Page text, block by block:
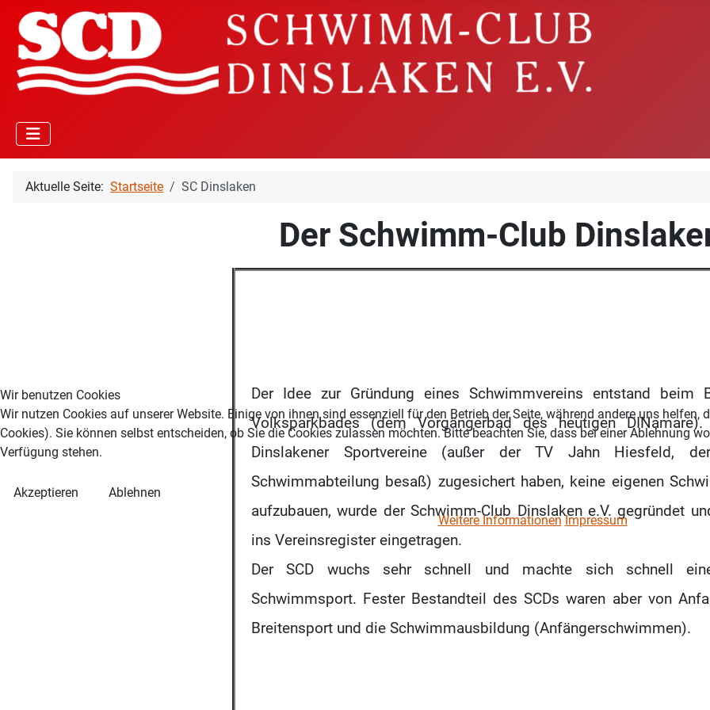
Aktuelle Seite: Startseite SC Dinslaken
Der Schwimm-Club
Der Idee zur Gründung eines Schwimmvereins entstand beim
Volksparkbades (dem Vorgängerbad des heutigen
Dinslakener Sportvereine (außer der TV Jahn Hiesfeld,
Schwimmabteilung besaß) zugesichert haben, keine eigenen
aufzubauen, wurde der Schwimm-Club Dinslaken e.V. gegründet
ins Vereinsregister eingetragen.
Der SCD wuchs sehr schnell und machte sich schnell
Schwimmsport. Fester Bestandteil des SCDs waren aber von
Breitensport und die Schwimmausbildung (Anfängerschwimmen).
Wir benutzen Cookies
Wir nutzen Cookies auf unserer Website. Einige von ihnen sind essenziell für den Betrieb der Seite, während andere uns
Cookies). Sie können selbst entscheiden, ob Sie die Cookies zulassen möchten. Bitte beachten Sie, dass bei einer Ablehnung
Verfügung stehen.
Akzeptieren
Ablehnen
Weitere Informationen Impressum